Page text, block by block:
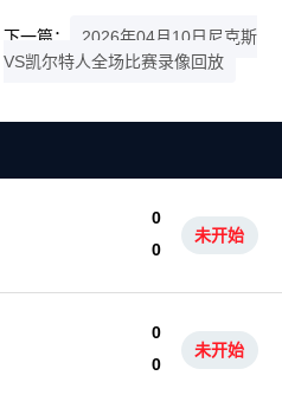
下一篇：
2026年04月10日尼克斯
VS凯尔特人全场比赛录像回放
0
0
未开始
0
0
未开始